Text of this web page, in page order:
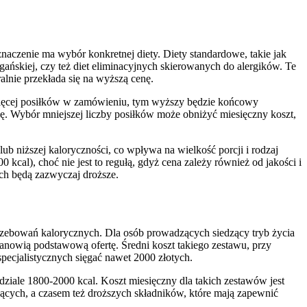
ma wybór konkretnej diety. Diety standardowe, takie jak
czy też diet eliminacyjnych skierowanych do alergików. Te
przekłada się na wyższą cenę.
posiłków w zamówieniu, tym wyższy będzie końcowy
Wybór mniejszej liczby posiłków może obniżyć miesięczny koszt,
niższej kaloryczności, co wpływa na wielkość porcji i rodzaj
choć nie jest to regułą, gdyż cena zależy również od jakości i
będą zazwyczaj droższe.
kalorycznych. Dla osób prowadzących siedzący tryb życia
podstawową ofertę. Średni koszt takiego zestawu, przy
sięgać nawet 2000 złotych.
1800-2000 kcal. Koszt miesięczny dla takich zestawów jest
a czasem też droższych składników, które mają zapewnić